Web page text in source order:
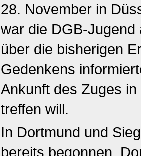
28. November in
war die DGB-
über die bisherigen
Gedenkens
Ankunft des Zuges
treffen will.
In Dortmund und
bereits begonnen.